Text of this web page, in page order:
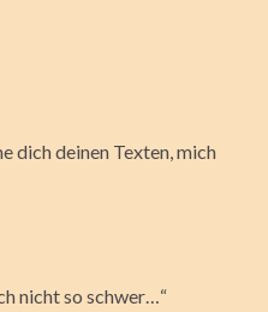
dich deinen Texten, mich
nicht so schwer…“